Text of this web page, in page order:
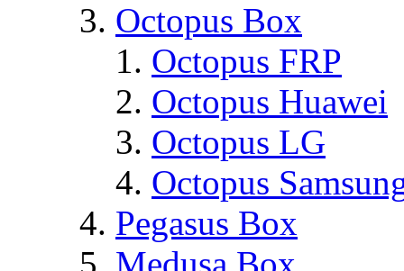
Octopus Box
Octopus FRP
Octopus Huawei
Octopus LG
Octopus
Pegasus Box